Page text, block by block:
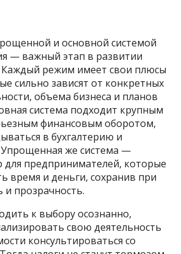
и основной системой
— важный этап в развитии
Каждый режим имеет свои плюсы
сильно зависят от конкретных
объема бизнеса и планов
система подходит крупным
финансовым оборотом,
в бухгалтерию и
же система —
предпринимателей, которые
время и деньги, сохранив при
и прозрачность.
к выбору осознанно,
свою деятельность
консультироваться со